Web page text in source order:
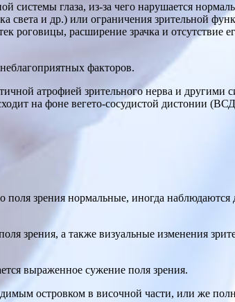
системы глаза, из-за чего нарушается
света и др.) или ограничения зрительной
роговицы, расширение зрачка и отсутствие
факторов.
атрофией зрительного нерва и
на фоне вегето-сосудистой дистонии
поля зрения нормальные, иногда
зрения, а также визуальные изменения
выраженное сужение поля зрения.
островком в височной части, или же